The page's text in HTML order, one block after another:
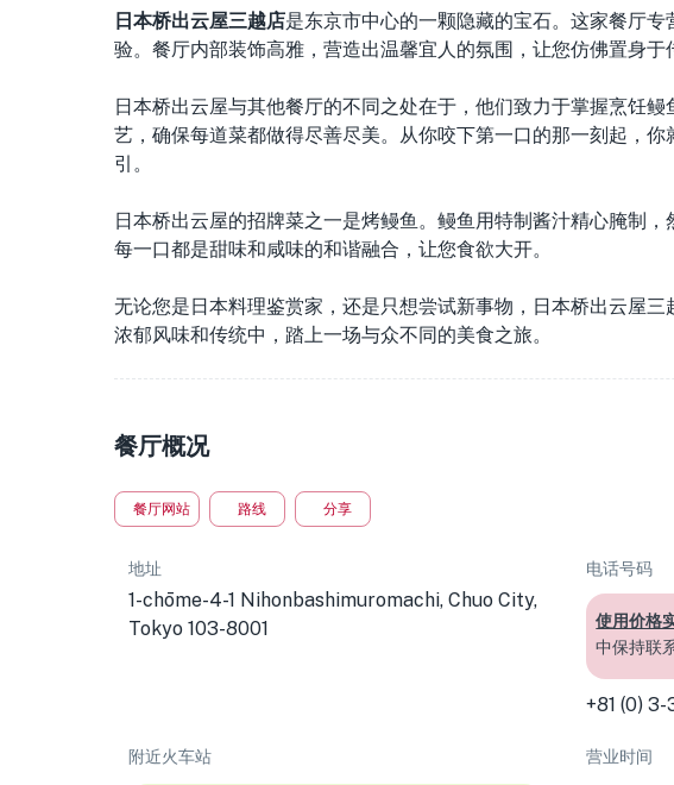
日本桥出云屋三越店是东京市中心的一颗隐藏的宝石。这家餐厅
验。餐厅内部装饰高雅，营造出温馨宜人的氛围，让您仿佛置身于
日本桥出云屋与其他餐厅的不同之处在于，他们致力于掌握烹饪
艺，确保每道菜都做得尽善尽美。从你咬下第一口的那一刻起，
引。
日本桥出云屋的招牌菜之一是烤鳗鱼。鳗鱼用特制酱汁精心腌制，
每一口都是甜味和咸味的和谐融合，让您食欲大开。
无论您是日本料理鉴赏家，还是只想尝试新事物，日本桥出云屋
浓郁风味和传统中，踏上一场与众不同的美食之旅。
餐厅概况
餐厅网站 路线 分享
地址
1-chōme-4-1 Nihonbashimuromachi, Chuo City,
Tokyo 103-8001
电话号码
使用价格
中保持联
+81 (0)
附近火车站 营业时间